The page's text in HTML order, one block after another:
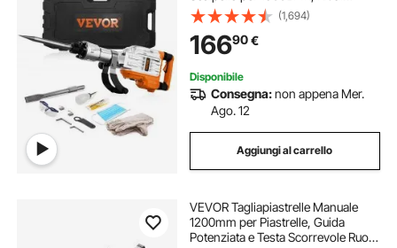
Martello Demolitore Elettrico 220V
per Lavorazione su Cemento
Mattoni Piastrelle Demolizione per
Muro 60J 3500W
(1,694)
16690€
Disponibile
Consegna:non appena Mer.
Ago. 12
Aggiungi al carrello
VEVOR Tagliapiastrelle Manuale
1200mm per Piastrelle, Guida
Potenziata e Testa Scorrevole Ruota